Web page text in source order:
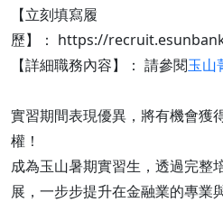
【立刻填寫履
歷】： https://
【詳細職務內容】： 請參閱玉山
實習期間表現優異，將有機會獲
權！
成為玉山暑期實習生，透過完整
展，一步步提升在金融業的專業